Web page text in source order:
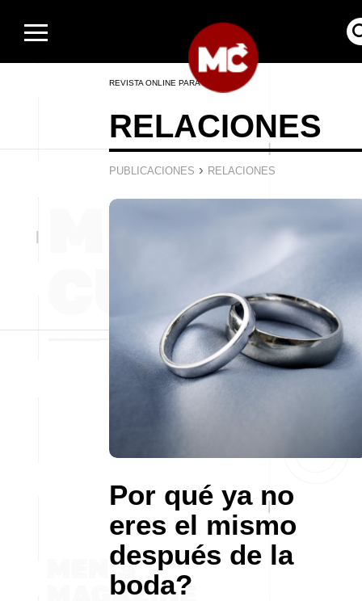
REVISTA ONLINE PARA HOMBRES
RELACIONES
PUBLICACIONES › RELACIONES
Por qué ya no
eres el mismo
después de la
boda?